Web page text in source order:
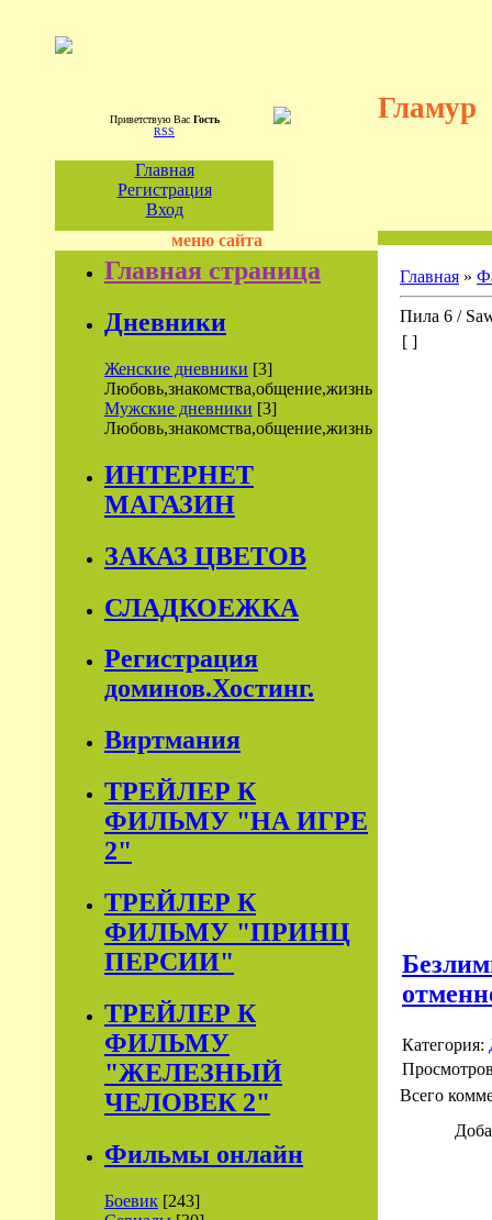
Приветствую Вас Гость
RSS
Гламур
Главная
Регистрация
Вход
меню сайта
Главная страница
Дневники
Женские дневники [3]
Любовь,знакомства,общение,жизнь
Мужские дневники [3]
Любовь,знакомства,общение,жизнь
ИНТЕРНЕТ
МАГАЗИН
ЗАКАЗ ЦВЕТОВ
СЛАДКОЕЖКА
Регистрация
доминов.Хостинг.
Виртмания
ТРЕЙЛЕР К
ФИЛЬМУ "НА ИГРЕ
2"
ТРЕЙЛЕР К
ФИЛЬМУ "ПРИНЦ
ПЕРСИИ"
ТРЕЙЛЕР К
ФИЛЬМУ
"ЖЕЛЕЗНЫЙ
ЧЕЛОВЕК 2"
Фильмы онлайн
Боевик [243]
Главная »
Пила 6 /
[ ]
Категория:
Всего